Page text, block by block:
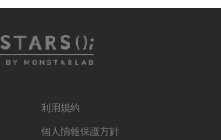
利用規約
個人情報保護方針